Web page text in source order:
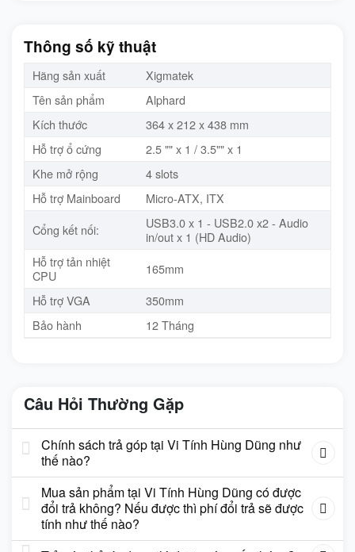
Thông số kỹ thuật
Hãng sản xuất
Xigmatek
Tên sản phẩm
Alphard
Kích thước
364 x 212 x 438 mm
Hỗ trợ ổ cứng
2.5 "" x 1 / 3.5"" x 1
Khe mở rộng
4 slots
Hỗ trợ Mainboard
Micro-ATX, ITX
Cổng kết nối:
USB3.0 x 1 - USB2.0 x2 - Audio
in/out x 1 (HD Audio)
Hỗ trợ tản nhiệt
CPU
165mm
Hỗ trợ VGA
350mm
Bảo hành
12 Tháng
Câu Hỏi Thường Gặp
Chính sách trả góp tại Vi Tính Hùng Dũng như
thế nào?
Mua sản phẩm tại Vi Tính Hùng Dũng có được
đổi trả không? Nếu được thì phí đổi trả sẽ được
tính như thế nào?